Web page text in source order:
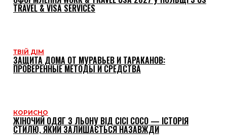
TRAVEL & VISA SERVICES
ТВІЙ ДІМ
ЗАЩИТА ДОМА ОТ МУРАВЬЕВ И ТАРАКАНОВ:
ПРОВЕРЕННЫЕ МЕТОДЫ И СРЕДСТВА
КОРИСНО
ЖІНОЧИЙ ОДЯГ З ЛЬОНУ ВІД CICI COCO — ІСТОРІЯ
СТИЛЮ, ЯКИЙ ЗАЛИШАЄТЬСЯ НАЗАВЖДИ